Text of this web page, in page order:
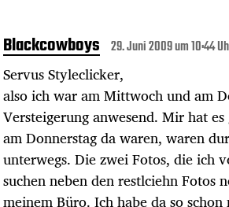
Blackcowboys 29. Juni 2009 um 10:44
Servus Styleclicker,
also ich war am Mittwoch und am
Versteigerung anwesend. Mir hat
am Donnerstag da waren, waren
unterwegs. Die zwei Fotos, die ich
suchen neben den restlciehn Fotos
meinem Büro. Ich habe da so